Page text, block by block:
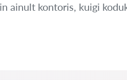
ainult kontoris, kuigi